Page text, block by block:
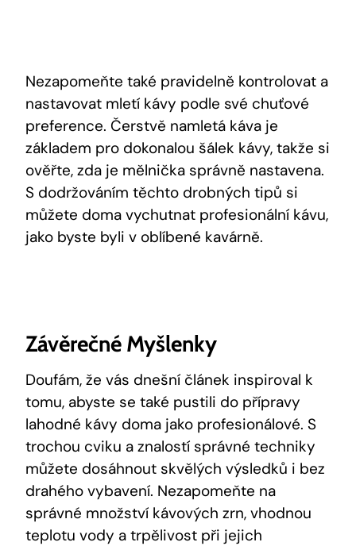
Nezapomeňte také pravidelně kontrolovat a
nastavovat mletí kávy podle své chuťové
preference. Čerstvě namletá káva je
základem pro dokonalou šálek kávy, takže si
ověřte, zda je mělnička správně nastavena.
S dodržováním těchto drobných tipů si
můžete doma vychutnat profesionální kávu,
jako byste byli v oblíbené kavárně.
Závěrečné Myšlenky
Doufám, že vás dnešní článek inspiroval k
tomu, abyste se také pustili do přípravy
lahodné kávy doma jako profesionálové. S
trochou cviku a znalostí správné techniky
můžete dosáhnout skvělých výsledků i bez
drahého vybavení. Nezapomeňte na
správné množství kávových zrn, vhodnou
teplotu vody a trpělivost při jejich